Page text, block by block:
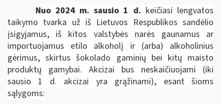
Nuo 2024 m. sausio 1 d. keičiasi lengvatos
taikymo tvarka už iš Lietuvos Respublikos sandėlio
įsigyjamus, iš kitos valstybės narės gaunamus ar
importuojamus etilo alkoholį ir (arba) alkoholinius
gėrimus, skirtus šokolado gaminių bei kitų maisto
produktų gamybai. Akcizai bus neskaičiuojami (iki
sausio 1 d. akcizai yra grąžinami), esant šioms
sąlygoms: